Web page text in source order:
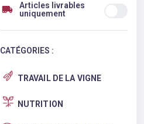
Articles livrables
uniquement
CATÉGORIES :
TRAVAIL DE LA VIGNE
NUTRITION